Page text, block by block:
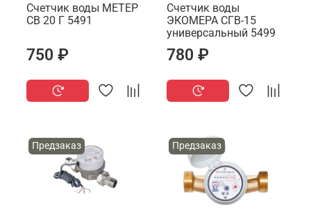
Счетчик воды МЕТЕР
СВ 20 Г 5491
750 ₽
Счетчик воды
ЭКОМЕРА СГВ-15
универсальный 5499
780 ₽
Предзаказ Предзаказ